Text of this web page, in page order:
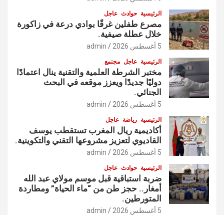
الرئيسية حوادث عاجل
مصرع طفلين غرقًا بوادي درعة في زاكورة
خلال عطلة صيفية.
5 أغسطس 2026 admin
الرئيسية عاجل مجتمع
مختبر الشرطة العلمية والتقنية ينال اعتمادًا
دوليًا جديدًا ويعزز موقعه في البحث
الجنائي.
5 أغسطس 2026 admin
الرئيسية رياضة عاجل
أكاديمية ريال المغرب تستقطب يوسف
القاديوي لتعزيز مشروعها التقني والتكوينية.
5 أغسطس 2026 admin
الرئيسية حوادث عاجل
ضربة استباقية قبل موسم مولاي عبد الله
أمغار.. حجز طن من “ماء الحياة” ومطاردة
المتورطين.
5 أغسطس 2026 admin